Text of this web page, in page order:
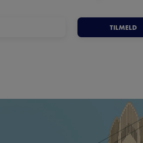
TILMELD